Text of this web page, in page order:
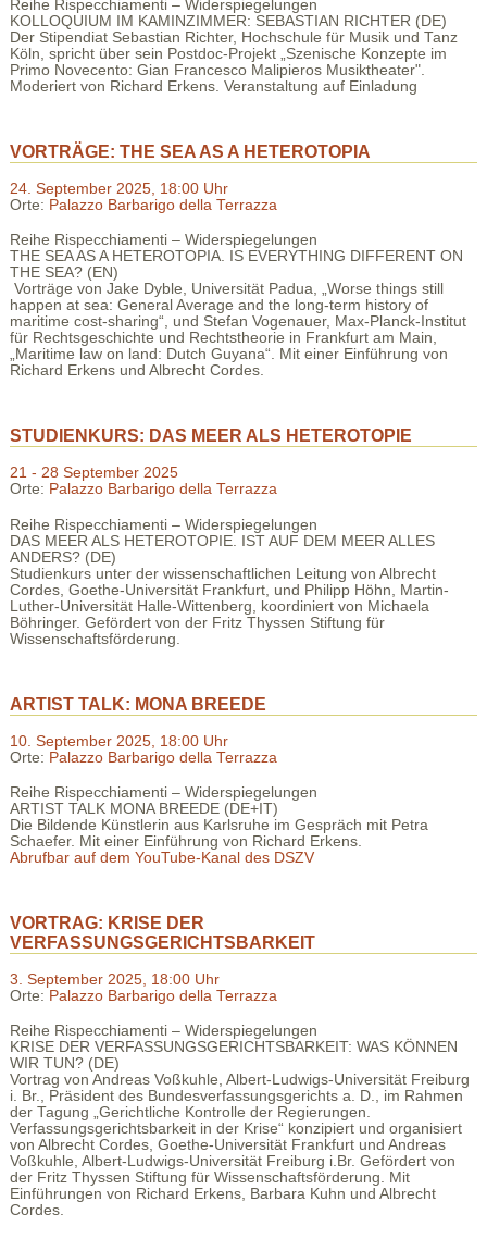
Reihe Rispecchiamenti – Widerspiegelungen
KOLLOQUIUM IM KAMINZIMMER: SEBASTIAN RICHTER (DE)
Der Stipendiat Sebastian Richter, Hochschule für Musik und Tanz
Köln, spricht über sein Postdoc-Projekt „Szenische Konzepte im
Primo Novecento: Gian Francesco Malipieros Musiktheater".
Moderiert von Richard Erkens. Veranstaltung auf Einladung
VORTRÄGE: THE SEA AS A HETEROTOPIA
24. September 2025, 18:00 Uhr
Orte: Palazzo Barbarigo della Terrazza
Reihe Rispecchiamenti – Widerspiegelungen
THE SEA AS A HETEROTOPIA. IS EVERYTHING DIFFERENT ON
THE SEA? (EN)
Vorträge von Jake Dyble, Universität Padua, „Worse things still
happen at sea: General Average and the long-term history of
maritime cost-sharing“, und Stefan Vogenauer, Max-Planck-Institut
für Rechtsgeschichte und Rechtstheorie in Frankfurt am Main,
„Maritime law on land: Dutch Guyana“. Mit einer Einführung von
Richard Erkens und Albrecht Cordes.
STUDIENKURS: DAS MEER ALS HETEROTOPIE
21 - 28 September 2025
Orte: Palazzo Barbarigo della Terrazza
Reihe Rispecchiamenti – Widerspiegelungen
DAS MEER ALS HETEROTOPIE. IST AUF DEM MEER ALLES
ANDERS? (DE)
Studienkurs unter der wissenschaftlichen Leitung von Albrecht
Cordes, Goethe-Universität Frankfurt, und Philipp Höhn, Martin-
Luther-Universität Halle-Wittenberg, koordiniert von Michaela
Böhringer. Gefördert von der Fritz Thyssen Stiftung für
Wissenschaftsförderung.
ARTIST TALK: MONA BREEDE
10. September 2025, 18:00 Uhr
Orte: Palazzo Barbarigo della Terrazza
Reihe Rispecchiamenti – Widerspiegelungen
ARTIST TALK MONA BREEDE (DE+IT)
Die Bildende Künstlerin aus Karlsruhe im Gespräch mit Petra
Schaefer. Mit einer Einführung von Richard Erkens.
Abrufbar auf dem YouTube-Kanal des DSZV
VORTRAG: KRISE DER
VERFASSUNGSGERICHTSBARKEIT
3. September 2025, 18:00 Uhr
Orte: Palazzo Barbarigo della Terrazza
Reihe Rispecchiamenti – Widerspiegelungen
KRISE DER VERFASSUNGSGERICHTSBARKEIT: WAS KÖNNEN
WIR TUN? (DE)
Vortrag von Andreas Voßkuhle, Albert-Ludwigs-Universität Freiburg
i. Br., Präsident des Bundesverfassungsgerichts a. D., im Rahmen
der Tagung „Gerichtliche Kontrolle der Regierungen.
Verfassungsgerichtsbarkeit in der Krise“ konzipiert und organisiert
von Albrecht Cordes, Goethe-Universität Frankfurt und Andreas
Voßkuhle, Albert-Ludwigs-Universität Freiburg i.Br. Gefördert von
der Fritz Thyssen Stiftung für Wissenschaftsförderung. Mit
Einführungen von Richard Erkens, Barbara Kuhn und Albrecht
Cordes.